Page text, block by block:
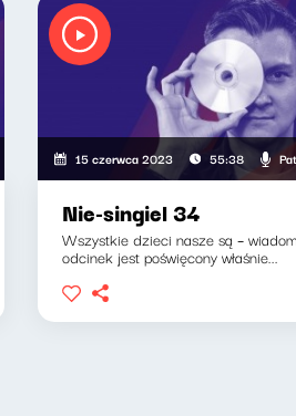
15 czerwca 2023 55:38
Nie-singiel 34
Wszystkie dzieci nasze są –
odcinek jest poświęcony właśnie...